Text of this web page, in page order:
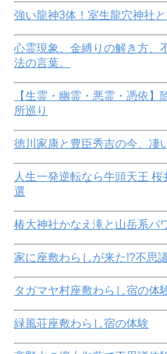
強い龍神3体！室生龍穴神社
心霊現象、金縛りの解き方、
法の言葉。
【生霊・幽霊・悪霊・憑依】
所巡り
徳川家康と豊臣秀吉の今、凄
人生一発逆転なら牛頭天王
選
椿大神社かなえ滝と山岳系パ
家に座敷わらしが来た!?不思
タガマヤ村座敷わらし宿の体
緑風荘座敷わらし宿の体験